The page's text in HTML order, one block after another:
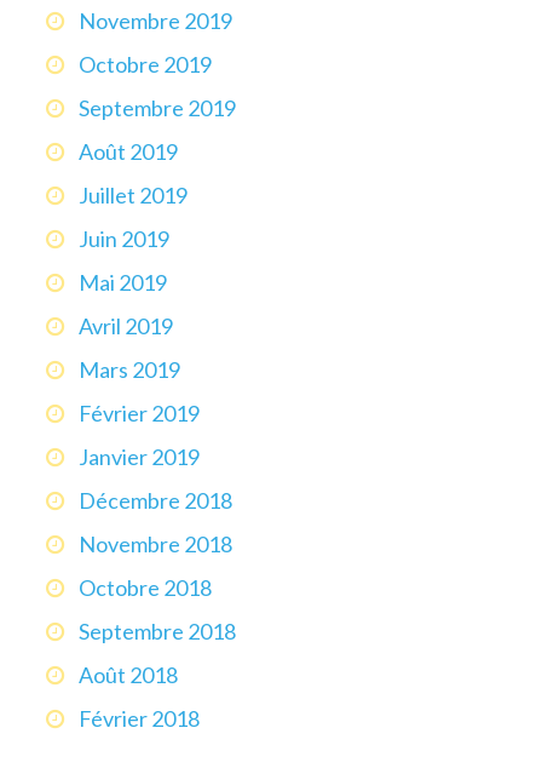
Novembre 2019
Octobre 2019
Septembre 2019
Août 2019
Juillet 2019
Juin 2019
Mai 2019
Avril 2019
Mars 2019
Février 2019
Janvier 2019
Décembre 2018
Novembre 2018
Octobre 2018
Septembre 2018
Août 2018
Février 2018